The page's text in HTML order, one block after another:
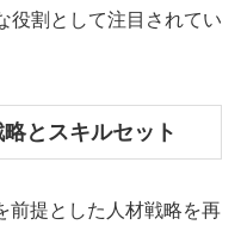
役割として注目されてい
とスキルセット
前提とした人材戦略を再